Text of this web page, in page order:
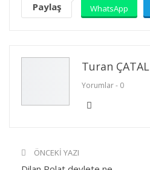
Paylaş WhatsApp
Turan ÇATAL
Yorumlar - 0
ÖNCEKI YAZI